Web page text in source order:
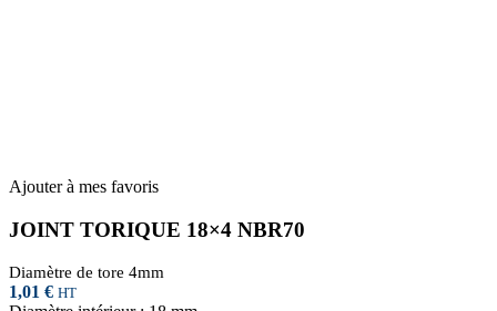
Ajouter à mes favoris
JOINT TORIQUE 18×4 NBR70
Diamètre de tore 4mm
1,01 € HT